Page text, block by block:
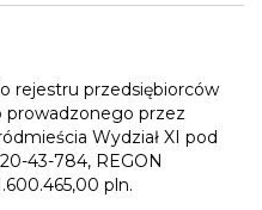
rejestru przedsiębiorców
prowadzonego przez
Wydział XI pod
43-784, REGON
pln.